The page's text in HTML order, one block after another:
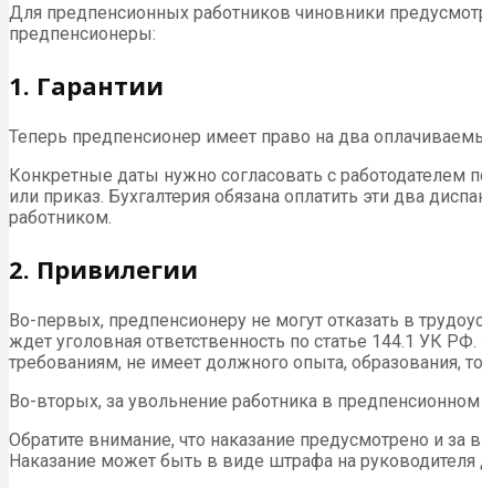
Для предпенсионных работников чиновники
предпенсионеры:
1. Гарантии
Теперь предпенсионер имеет право на два
Конкретные даты нужно согласовать с работодателем
или приказ. Бухгалтерия обязана оплатить эти два
работником.
2. Привилегии
Во-первых, предпенсионеру не могут отказать в
ждет уголовная ответственность по статье 144.1 УК
требованиям, не имеет должного опыта, образования,
Во-вторых, за увольнение работника в
Обратите внимание, что наказание предусмотрено и
Наказание может быть в виде штрафа на